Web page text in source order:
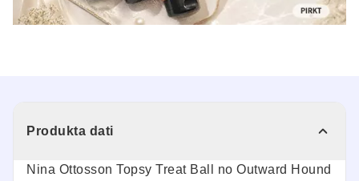
Produkta dati
Nina Ottosson Topsy Treat Ball no Outward Hound